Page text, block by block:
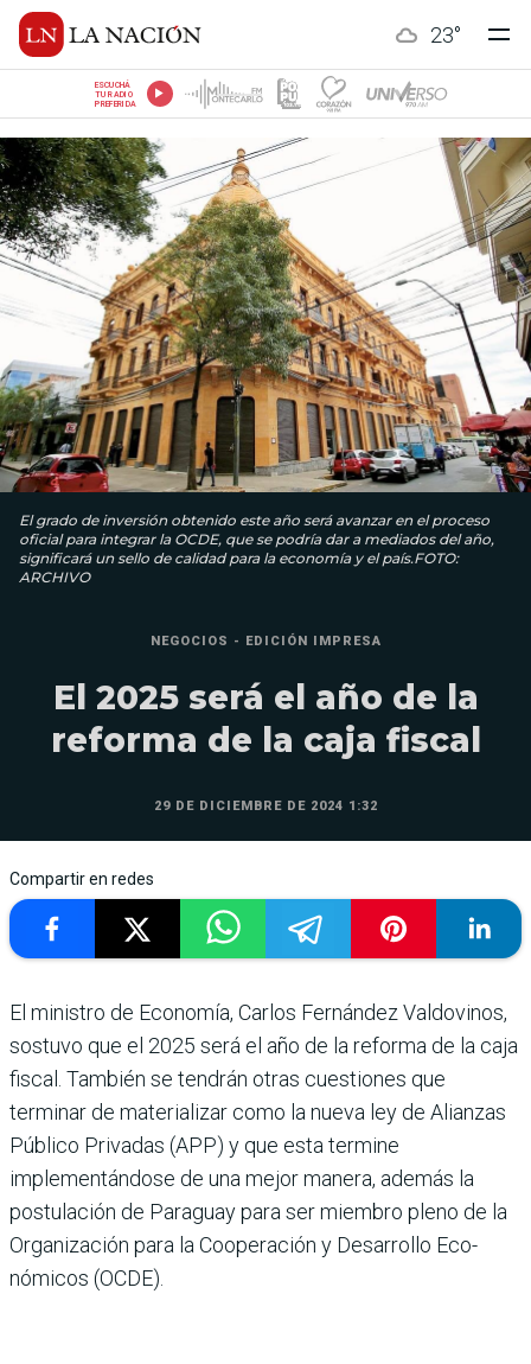
23°
ESCUCHÁ
TU RADIO
PREFERIDA
El grado de inversión obtenido este año será avanzar en el proceso
oficial para integrar la OCDE, que se podría dar a mediados del año,
significará un sello de calidad para la economía y el país.FOTO:
ARCHIVO
NEGOCIOS - EDICIÓN IMPRESA
El 2025 será el año de la
reforma de la caja fiscal
29 DE DICIEMBRE DE 2024 1:32
Compartir en redes
El ministro de Econo­mía, Carlos Fernán­dez Valdovinos,
sos­tuvo que el 2025 será el año de la reforma de la caja
fiscal. También se tendrán otras cuestiones que
terminar de materializar como la nueva ley de Alianzas
Público Priva­das (APP) y que esta termine
implementándose de una mejor manera, además la
postulación de Paraguay para ser miembro pleno de la
Organización para la Cooperación y Desarrollo Eco­
nómicos (OCDE).